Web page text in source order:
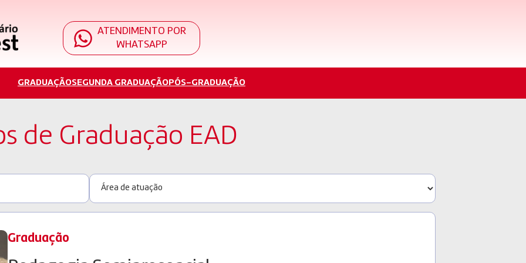
ATENDIMENTO POR
WHATSAPP
GRADUAÇÃOSEGUNDA GRADUAÇÃOPÓS-GRADUAÇÃO
de Graduação EAD
Graduação